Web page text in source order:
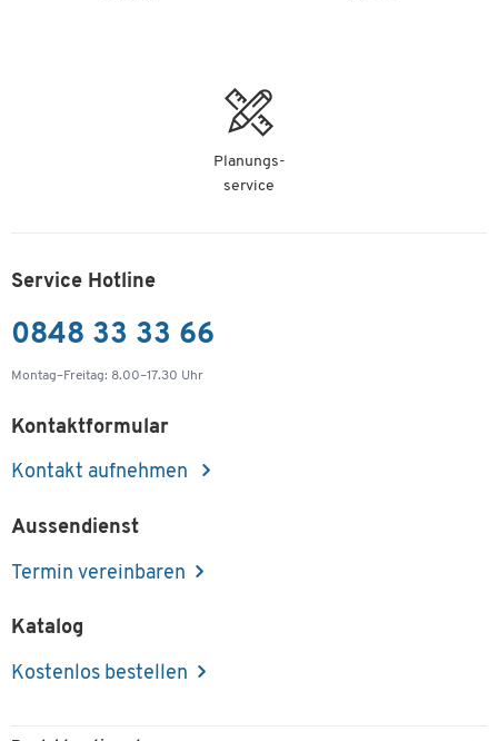
Planungs-
service
Service Hotline
0848 33 33 66
Montag–Freitag: 8.00–17.30 Uhr
Kontaktformular
Kontakt aufnehmen
Aussendienst
Termin vereinbaren
Katalog
Kostenlos bestellen